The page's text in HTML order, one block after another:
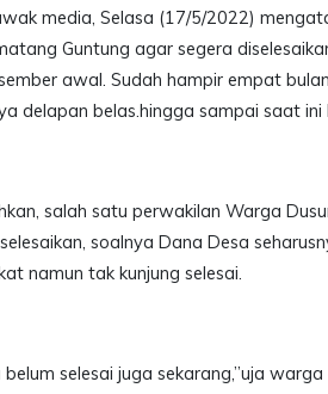
media, Selasa (17/5/2022)
Guntung agar segera
awal. Sudah hampir empat
delapan belas.hingga sampai saat
salah satu perwakilan Warga
soalnya Dana Desa
namun tak kunjung selesai.
belum selesai juga sekarang,”uja